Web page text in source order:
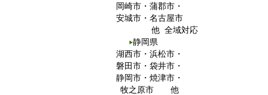
岡崎市・蒲郡市・
安城市・名古屋市
他 全域対応
静岡県
湖西市・浜松市・
磐田市・袋井市・
静岡市・焼津市・
牧之原市 他